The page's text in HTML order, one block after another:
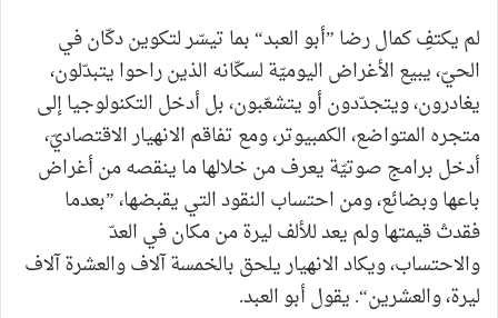
لم يكتفِ كمال رضا ”أبو العبد“ بما تيسّر لتكوين دكّان في
الحيّ، يبيع الأغراض اليوميّة لسكّانه الذين راحوا يتبدّلون،
يغادرون، ويتجدّدون أو يتشعّبون، بل أدخل التكنولوجيا إلى
متجره المتواضع، الكمبيوتر، ومع تفاقم الانهيار الاقتصاديّ،
أدخل برامج صوتيّة يعرف من خلالها ما ينقصه من أغراض
باعها وبضائع، ومن احتساب النقود التي يقبضها، ”بعدما
فقدتْ قيمتها ولم يعد للألف ليرة من مكان في العدّ
والاحتساب، ويكاد الانهيار يلحق بالخمسة آلاف والعشرة آلاف
ليرة، والعشرين“. يقول أبو العبد.